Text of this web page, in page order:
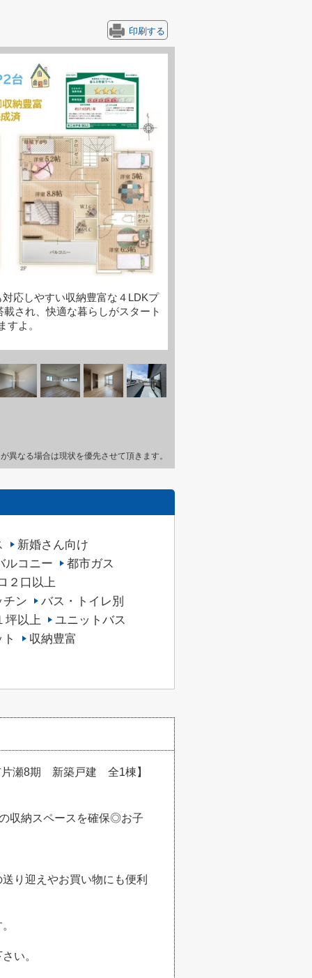
印刷する
応しやすい収納豊富な４LDKプ
れ、快適な暮らしがスタート
すよ。
異なる場合は現状を優先させて頂きます。
新婚さん向け
ルコニー
都市ガス
２口以上
チン
バス・トイレ別
坪以上
ユニットバス
収納豊富
片瀬8期 新築戸建 全1棟】
収納スペースを確保◎お子
り迎えやお買い物にも便利
い。